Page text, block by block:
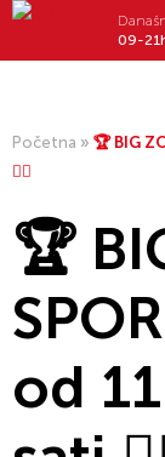
09-
Početna » 🏆 BIG
🏃‍♂️
🏆
od